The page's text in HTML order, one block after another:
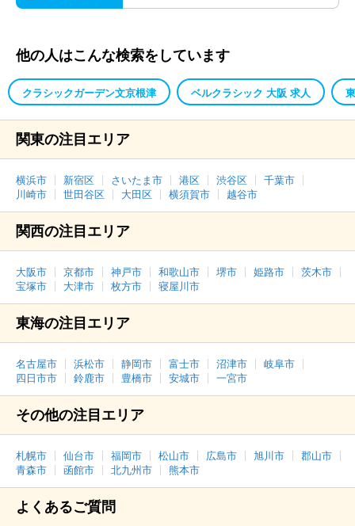
他の人はこんな検索をしています
クラシックガーデン文京根津 ベルクラシック 大阪 求人
関東の注目エリア
横浜市 新宿区 さいたま市 港区 渋谷区
千葉市
川崎市
世田谷区 大田区 横須賀市 越谷市
関西の注目エリア
大阪市 京都市 神戸市 和歌山市 堺市 姫路市
茨木市
宝塚市
大津市 枚方市 寝屋川市
東海の注目エリア
名古屋市 浜松市 静岡市 富士市 沼津市
岐阜市
四日市市
鈴鹿市 豊橋市 安城市 一宮市
その他の注目エリア
札幌市 仙台市 福岡市 松山市 広島市 旭川市
郡山市
青森市
函館市 北九州市 熊本市
よくあるご質問